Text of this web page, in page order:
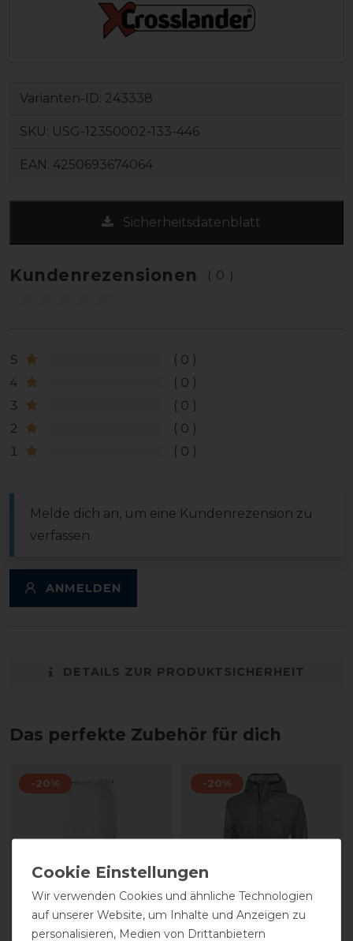
Varianten-ID: 243338
SKU: USG-12350002-133-446
EAN: 4250693674064
Sicherheitsdatenblatt
Kundenrezensionen (0)
5
0
4
0
3
0
2
0
1
0
Melde dich an, um eine Kundenrezension zu
verfassen.
ANMELDEN
DETAILS ZUR PRODUKTSICHERHEIT
Das perfekte Zubehör für dich
-20% -20%
Wir verwenden Cookies und ähnliche Technologien
auf unserer Website, um Inhalte und Anzeigen zu
personalisieren, Medien von Drittanbietern